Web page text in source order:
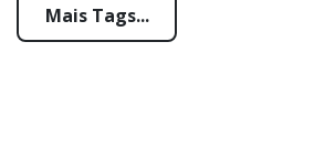
Mais Tags...